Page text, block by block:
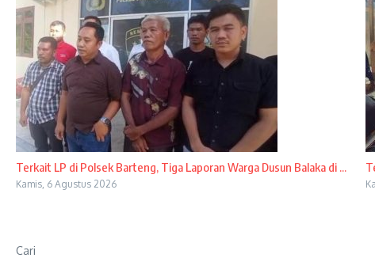
Terkait LP di Polsek Barteng, Tiga Laporan Warga Dusun Balaka di ...
Kamis, 6 Agustus 2026
Cari